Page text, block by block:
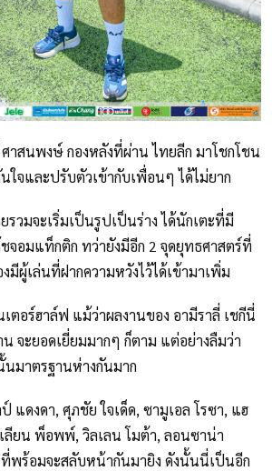
าสนพงษ์ กองหลังที่ผ่าน ไทยลีก มาโชกโชน
ใจและปรับตัวเข้ากับเพื่อนๆ ได้ไม่ยาก
รวมจะเริ่มเป็นรูปเป็นร่าง ได้นักเตะที่มี
จอมแท็กติก ทว่ายังมีอีก 2 จุดยุทธศาสตร์ที่
มีผู้เล่นที่ฝากความหวังไว้ได้เข้ามาเพิ่ม
ตอร์ฮาล์ฟ แม้ว่าผลงานของ อามีราลี่ เชกีนี่
จะยอดเยี่ยมมากๆ ก็ตาม แต่อย่างลืมว่า
นมาตรฐานห่างกันมาก
แดงดา, ศุภชัย ใจเด็ด, ซามูเอล โรซา, แฮ
ลียน พ็อพพ์, วิลเลน โมต้า, ลอนซาน่า
ร้อมจะสลับหน้ากันมายิง ดังนั้นนี่เป็นอีก